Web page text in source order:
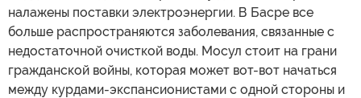
налажены поставки электроэнергии. В Басре все
больше распространяются заболевания, связанные с
недостаточной очисткой воды. Мосул стоит на грани
гражданской войны, которая может вот-вот начаться
между курдами-экспансионистами с одной стороны и